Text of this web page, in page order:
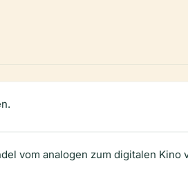
vom analogen zum digitalen Kino